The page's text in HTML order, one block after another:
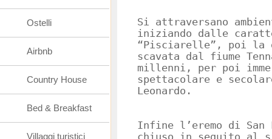
Si attraversano
iniziando dalle
“Pisciarelle”, poi la
scavata dal fiume
millenni, per poi
spettacolare e
Leonardo.
Infine l’eremo di San
Ostelli
Airbnb
Country House
Bed & Breakfast
Villaggi turistici